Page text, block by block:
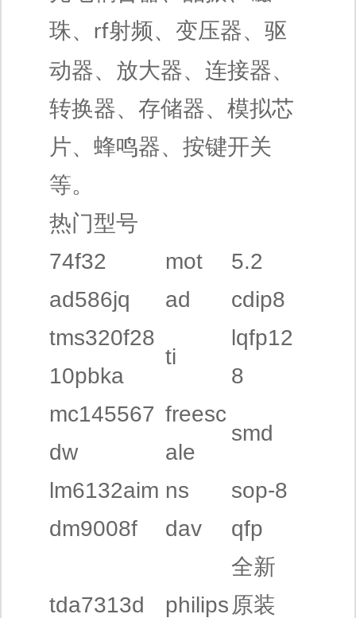
珠、 rf射频、变压器、驱
动器、放大器、连接器、
转换器、存储器、模拟芯
片、蜂鸣器、按键开关
等。
热门型号
74f32
mot
5.2
ad586jq
ad
cdip8
tms320f28
10pbka
ti
lqfp12
8
mc145567
dw
freesc
ale
smd
lm6132aim ns
sop-8
dm9008f
dav qfp
tda7313d philips
全新
原装